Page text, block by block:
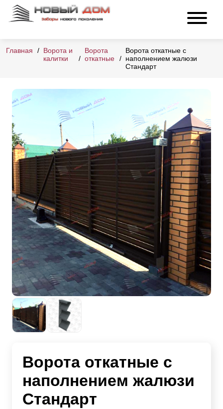
Главная
Ворота и
калитки
Ворота
откатные
Ворота откатные с
наполнением жалюзи
Стандарт
Ворота откатные с
наполнением жалюзи
Стандарт